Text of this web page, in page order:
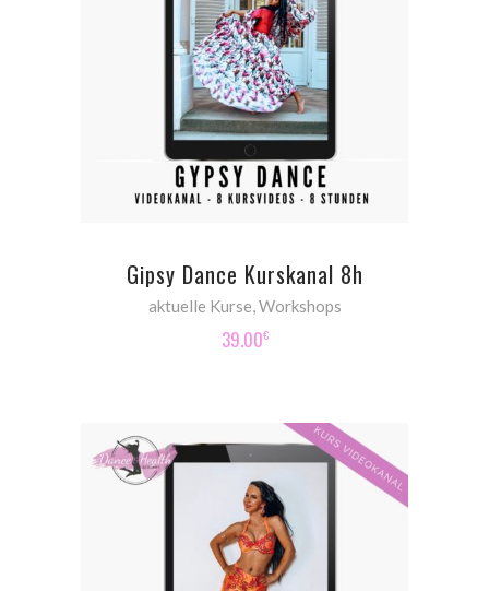
ADD TO CART
Gipsy Dance Kurskanal 8h
aktuelle Kurse,Workshops
39.00€